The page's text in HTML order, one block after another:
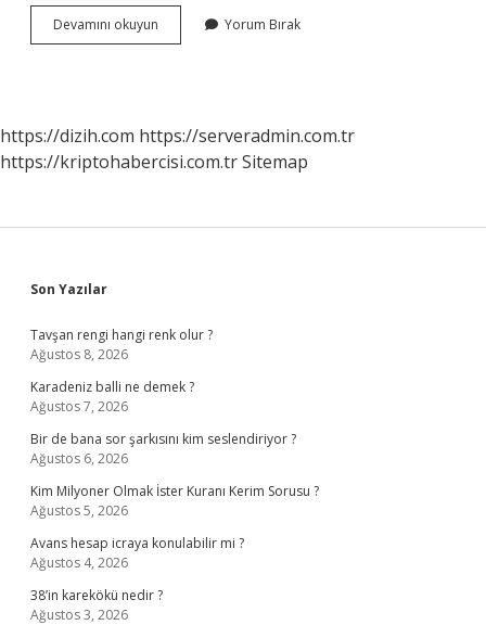
Devamını okuyun
Kaç
Yorum Bırak
https://dizih.com https://serveradmin.com.tr
https://kriptohabercisi.com.trSitemap
Sidebar
Son Yazılar
Tavşan rengi hangi renk olur ?
Ağustos 8, 2026
Karadeniz balli ne demek ?
Ağustos 7, 2026
Bir de bana sor şarkısını kim seslendiriyor ?
Ağustos 6, 2026
Kim Milyoner Olmak İster Kuranı Kerim Sorusu ?
Ağustos 5, 2026
Avans hesap icraya konulabilir mi ?
Ağustos 4, 2026
38’in karekökü nedir ?
Ağustos 3, 2026